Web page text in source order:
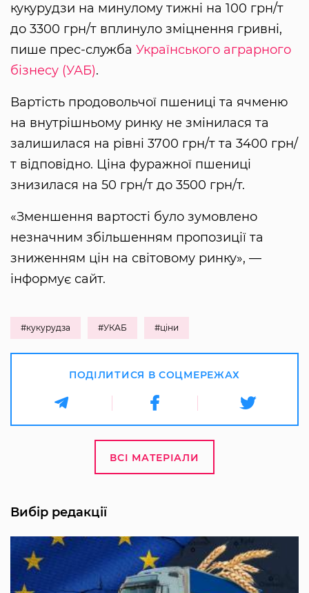
кукурудзи на минулому тижні на 100 грн/т
до 3300 грн/т вплинуло зміцнення гривні,
пише прес-служба Українського аграрного
бізнесу (УАБ).
Вартість продовольчої пшениці та ячменю
на внутрішньому ринку не змінилася та
залишилася на рівні 3700 грн/т та 3400 грн/
т відповідно. Ціна фуражної пшениці
знизилася на 50 грн/т до 3500 грн/т.
«Зменшення вартості було зумовлено
незначним збільшенням пропозиції та
зниженням цін на світовому ринку», —
інформує сайт.
#кукурудза #УКАБ #ціни
ПОДІЛИТИСЯ В СОЦМЕРЕЖАХ
ВСІ МАТЕРІАЛИ
Вибір редакції